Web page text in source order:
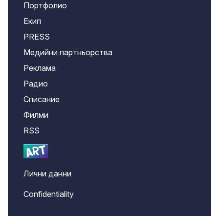
Портфолио
Екип
PRESS
Медийни партньорства
Реклама
Радио
Списание
Филми
RSS
Лични данни
Confidentiality